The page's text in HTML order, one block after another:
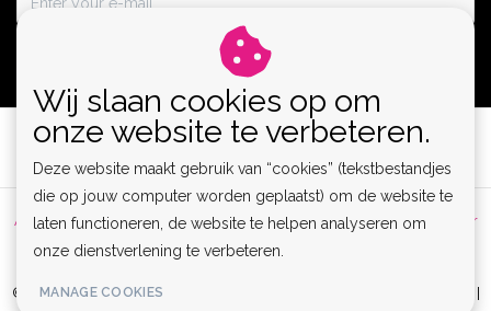
Algemene voorwaarden | Privacy Policy | Sitemap |
Disclaimer
RSS Feed
© Copyright 2026 - Lamor | Clubwear, Lingerie & Kinky Fashion XS-6XL |
Wij slaan cookies op om
onze website te verbeteren.
Deze website maakt gebruik van “cookies” (tekstbestandjes
die op jouw computer worden geplaatst) om de website te
laten functioneren, de website te helpen analyseren om
onze dienstverlening te verbeteren.
MANAGE COOKIES